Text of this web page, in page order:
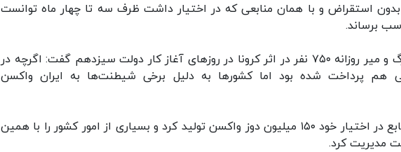
استقراض و با همان منابعی که در اختیار داشت ظرف سه تا چهار ماه توانست
برساند.
معاون اول رئیس جمهور با اشاره به مرگ و میر روزانه ۷۵۰ نفر در اثر کرونا در روزهای آغاز کار دولت سیزدهم گفت: اگرچه در
هم پرداخت شده بود اما کشورها به دلیل برخی شیطنت‌ها به ایران واکسن
مخبر افزود: دولت سیزدهم با همان منابع در اختیار خود ۱۵۰ میلیون دوز واکسن تولید کرد و بسیاری از امور کشور را با همین
مدیریت کرد.